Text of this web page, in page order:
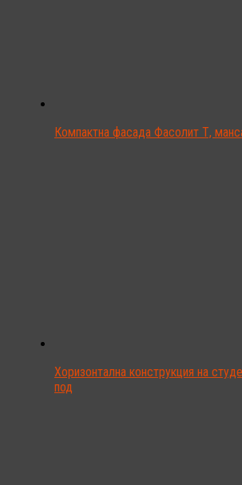
Компактна фасада Фасолит Т,
Хоризонтална конструкция на
под